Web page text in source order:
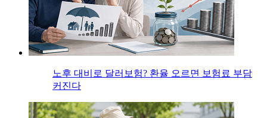
노후 대비로 달러보험? 환율 오르면 보험료 부담
커진다